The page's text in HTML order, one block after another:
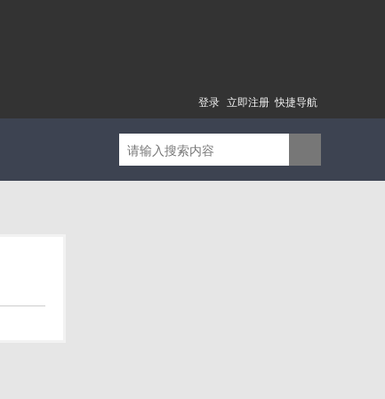
快捷导航
登录 立即注册